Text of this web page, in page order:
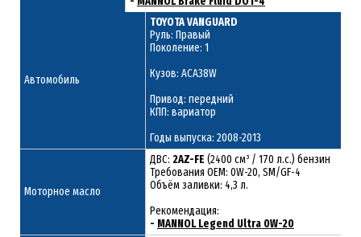
Автомобиль
TOYOTA VANGUARD
Руль: Правый
Поколение: 1
Кузов: ACA38W
Привод: передний
КПП: вариатор
Годы выпуска: 2008-2013
Моторное масло
ДВС: 2AZ-FE (2400 см³ / 170 л.с.) бензин
Требования ОЕМ: 0W-20, SM/GF-4
Объём заливки: 4,3 л.
Рекомендация:
- MANNOL Legend Ultra 0W-20